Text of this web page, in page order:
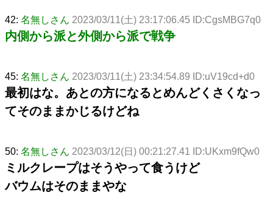
42: 名無しさん 2023/03/11(土) 23:17:06.45 ID:CgsMBG7q0
内側から派と外側から派で戦争
45: 名無しさん 2023/03/11(土) 23:34:54.89 ID:uV19cd+d0
最初はな。あとの方になるとめんどくさくなっ
てそのままかじるけどね
50: 名無しさん 2023/03/12(日) 00:21:27.41 ID:UKxm9fQw0
ミルクレープはそうやって食うけど
バウムはそのままやな